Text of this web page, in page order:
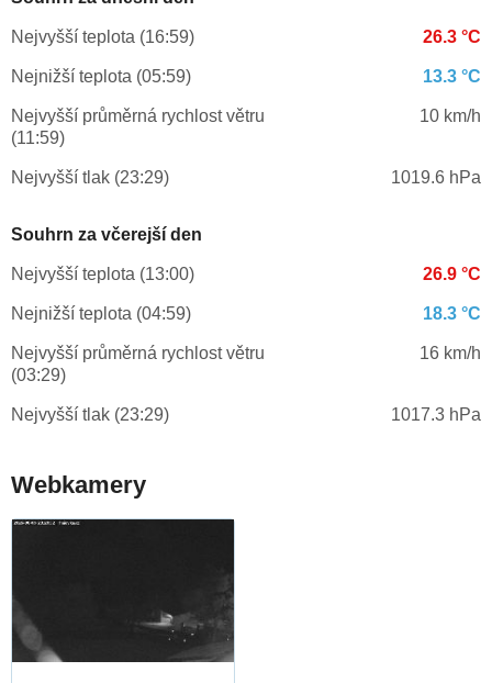
Nejvyšší teplota (16:59) 26.3 °C
Nejnižší teplota (05:59) 13.3 °C
Nejvyšší průměrná rychlost větru
(11:59)
10 km/h
Nejvyšší tlak (23:29) 1019.6 hPa
Souhrn za včerejší den
Nejvyšší teplota (13:00) 26.9 °C
Nejnižší teplota (04:59) 18.3 °C
Nejvyšší průměrná rychlost větru
(03:29)
16 km/h
Nejvyšší tlak (23:29) 1017.3 hPa
Webkamery